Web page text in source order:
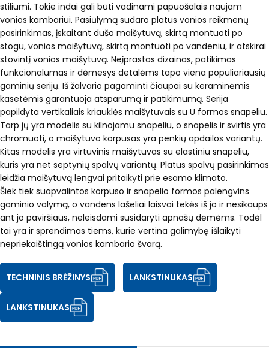
stiliumi. Tokie indai gali būti vadinami papuošalais naujam
vonios kambariui. Pasiūlymą sudaro platus vonios reikmenų
pasirinkimas, įskaitant dušo maišytuvą, skirtą montuoti po
stogu, vonios maišytuvą, skirtą montuoti po vandeniu, ir atskirai
stovintį vonios maišytuvą. Neįprastas dizainas, patikimas
funkcionalumas ir dėmesys detalėms tapo viena populiariausių
gaminių serijų. Iš žalvario pagaminti čiaupai su keraminėmis
kasetėmis garantuoja atsparumą ir patikimumą. Serija
papildyta vertikaliais kriauklės maišytuvais su U formos snapeliu.
Tarp jų yra modelis su kilnojamu snapeliu, o snapelis ir svirtis yra
chromuoti, o maišytuvo korpusas yra penkių apdailos variantų.
Kitas modelis yra virtuvinis maišytuvas su elastiniu snapeliu,
kuris yra net septynių spalvų variantų. Platus spalvų pasirinkimas
leidžia maišytuvą lengvai pritaikyti prie esamo klimato.
Šiek tiek suapvalintos korpuso ir snapelio formos palengvins
gaminio valymą, o vandens lašeliai laisvai tekės iš jo ir nesikaups
ant jo paviršiaus, neleisdami susidaryti apnašų dėmėms. Todėl
tai yra ir sprendimas tiems, kurie vertina galimybę išlaikyti
nepriekaištingą vonios kambario švarą.
TECHNINIS BRĖŽINYS LANKSTINUKAS
LANKSTINUKAS